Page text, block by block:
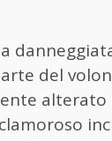
del
alterato